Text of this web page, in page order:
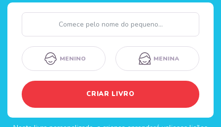
Nome
MENINO MENINA
CRIAR LIVRO